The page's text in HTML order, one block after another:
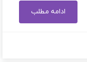
ادامه مطلب